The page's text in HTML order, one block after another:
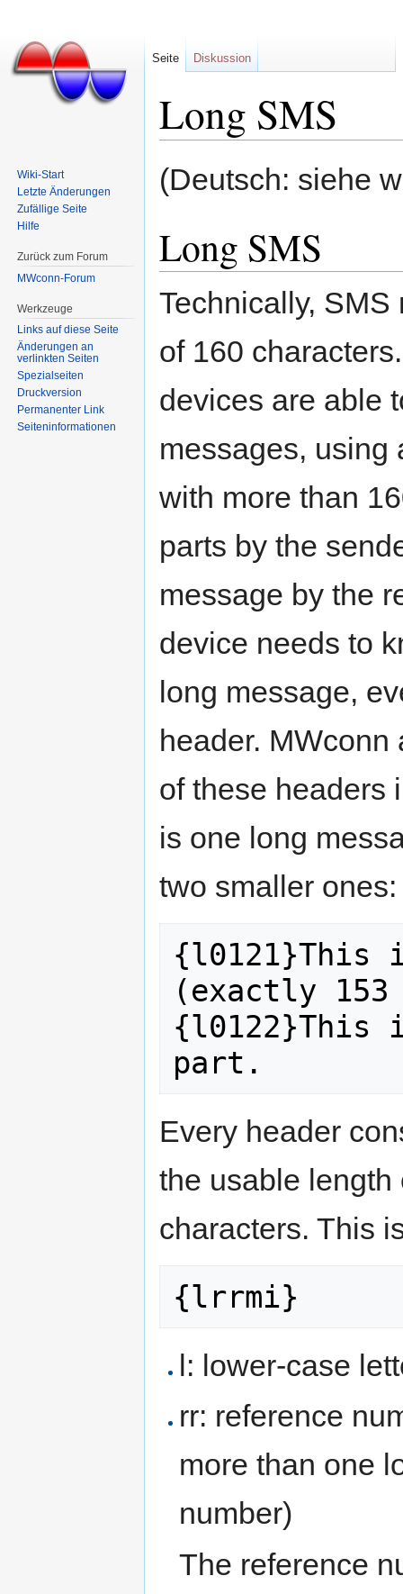
Long SMS
(Deutsch: siehe
Long SMS
Technically,
of 160
devices are able
messages, using
with more than
parts by the
message by the
device needs to
long message,
header.
of these headers
is one long
two smaller ones:
(exactly
{l0122}This
Every header
the usable length
characters. This
l: lower-case
rr: reference
more than one
number)
The reference
Seite Diskussion
Wiki-Start
Letzte Änderungen
Zufällige Seite
Hilfe
Zurück zum Forum
MWconn-Forum
Werkzeuge
Links auf diese Seite
Änderungen an
verlinkten Seiten
Spezialseiten
Druckversion
Permanenter Link
Seiten­informationen